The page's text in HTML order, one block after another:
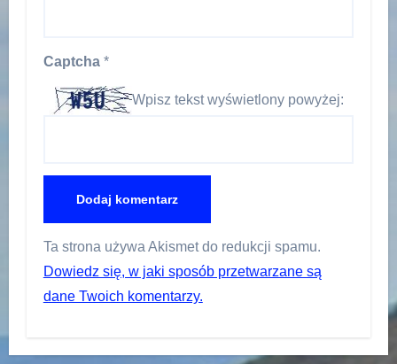
Captcha *
Wpisz tekst wyświetlony powyżej:
Ta strona używa Akismet do redukcji spamu.
Dowiedz się, w jaki sposób przetwarzane są
dane Twoich komentarzy.